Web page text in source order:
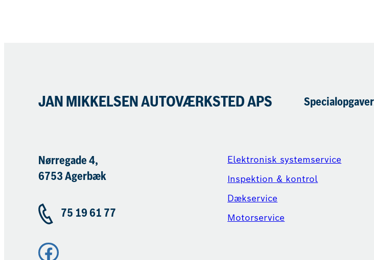
JAN MIKKELSEN AUTOVÆRKSTED APS Specialopgaver
Nørregade 4,
6753 Agerbæk
75 19 61 77
Facebook
Elektronisk systemservice
Inspektion & kontrol
Dækservice
Motorservice